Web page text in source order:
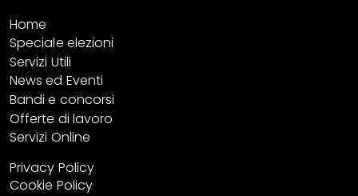
Home
Speciale elezioni
Servizi Utili
News ed Eventi
Bandi e concorsi
Offerte di lavoro
Servizi Online
Privacy Policy
Cookie Policy